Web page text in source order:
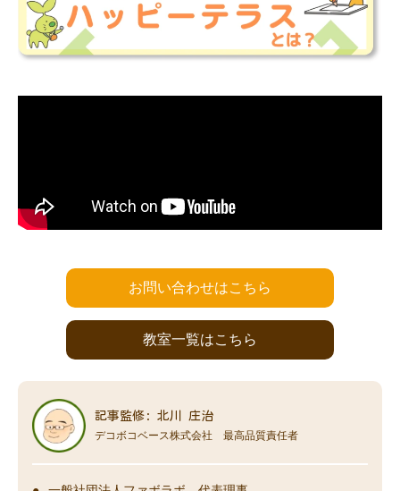
お問い合わせはこちら
教室一覧はこちら
記事監修: 北川 庄治
デコボコベース株式会社 最高品質責任者